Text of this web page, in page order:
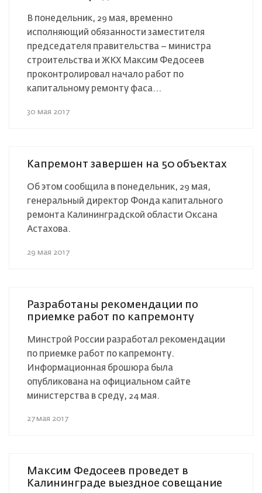
В понедельник, 29 мая, временно
исполняющий обязанности заместителя
председателя правительства – министра
строительства и ЖКХ Максим Федосеев
проконтролировал начало работ по
капитальному ремонту фаса...
30 мая 2017
Капремонт завершен на 50 объектах
Об этом сообщила в понедельник, 29 мая,
генеральный директор Фонда капитального
ремонта Калининградской области Оксана
Астахова.
29 мая 2017
Разработаны рекомендации по
приемке работ по капремонту
Минстрой России разработал рекомендации
по приемке работ по капремонту.
Информационная брошюра была
опубликована на официальном сайте
министерства в среду, 24 мая.
27 мая 2017
Максим Федосеев проведет в
Калининграде выездное совещание